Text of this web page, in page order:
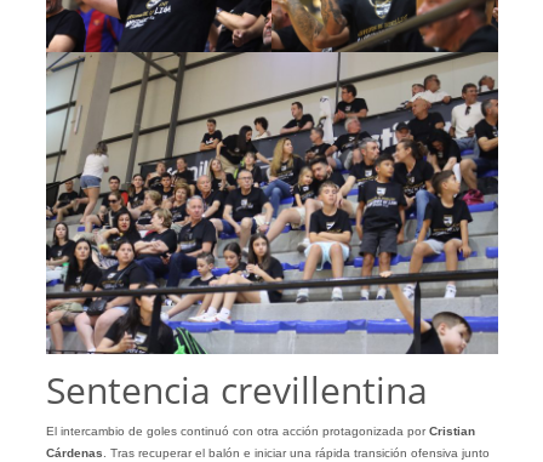
Sentencia crevillentina
El intercambio de goles continuó con otra acción protagonizada porCristian
Cárdenas . Tras recuperar el balón e iniciar una rápida transición ofensiva junto